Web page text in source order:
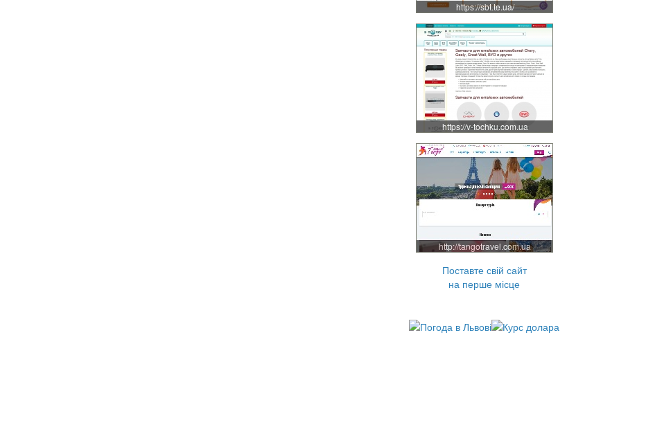
https://sbt.te.ua/
https://v-tochku.com.ua
http://tangotravel.com.ua
Поставте свій сайт
на перше місце